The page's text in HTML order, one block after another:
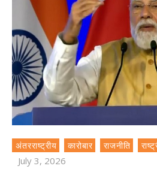
अंतरराष्ट्रीय कारोबार राजनीति
July 3, 2026